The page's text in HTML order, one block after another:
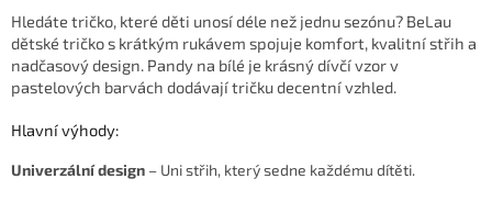
Hledáte tričko, které děti unosí déle než jednu sezónu? BeLau
dětské tričko s krátkým rukávem spojuje komfort, kvalitní střih a
nadčasový design. Pandy na bílé je krásný dívčí vzor v
pastelových barvách dodávají tričku decentní vzhled.
Hlavní výhody:
Univerzální design – Uni střih, který sedne každému dítěti.